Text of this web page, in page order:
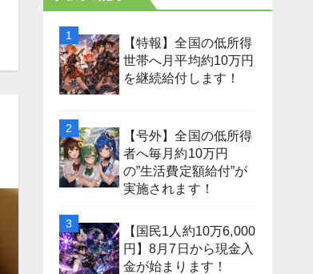
【特報】全国の低所得
世帯へ月平均約10万円
を継続給付します！
【号外】全国の低所得
者へ毎月約10万円
の”生活費定額給付”が
実施されます！
【国民1人約10万6,000
円】8月7日から現金入
金が始まります！